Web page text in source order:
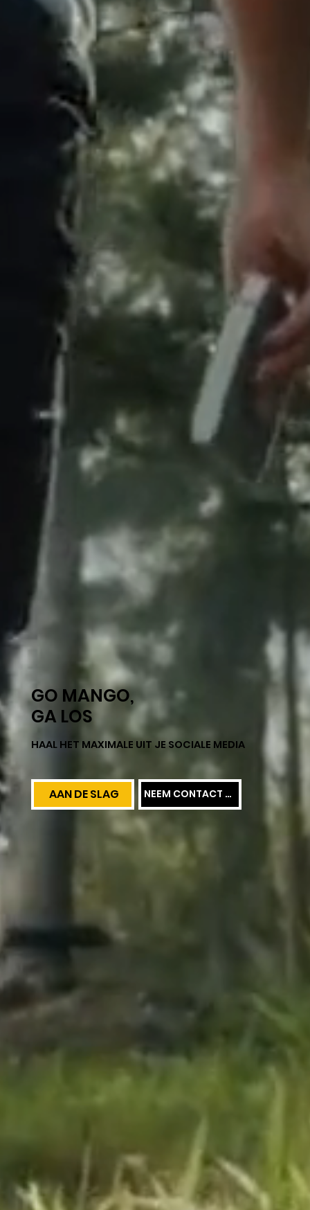
GO MANGO,
GA LOS
AAN DE SLAG NEEM CONTACT MET ONS OP
HAAL HET MAXIMALE UIT JE SOCIALE MEDIA